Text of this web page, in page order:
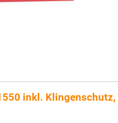
inkl. Klingenschutz,